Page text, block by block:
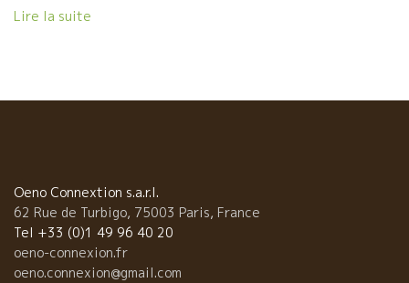
すいビュバビリテー最高のワインが多かった。 酸が残っているし
ー、カリニャンそしてアリカントなどが主力品種だった。 昨今の
軽快なワインの需要が増大！！ そして今、軽くて、グイグイ飲め
る飲みやすいワイン、つまりビュバビリテーの高いワインの需要
が増大している。 昔は肉体労働で疲れた体を癒す為にグイグイ飲
んだ。 今もそれに似ている。 ティエリーはコンピュター技師でも
あり頭脳を使う仕事をしている人だった。 でも昔の肉体労働に匹
元。。 ニームの近くのSouvignargueスヴィニャルグ村にある。
店に入るとメドックの自然派がカウンターに置いてあった。 そ
うCLOSERIES DES MOUSSIS＊クロズリー・デ・ムシだ。 たたの
0.4Hの畑は１５０歳の古木で造った正真正銘のメドック自然派ワ
イン。 私だけ、ちょと早く着いてしまったので、一人アペリテ
ィフがわりに一杯メドックを注文。久々のボルドーだ。 私は６年
Lire la suite
Oeno Connextion s.a.r.l.
62 Rue de Turbigo, 75003 Paris, France
Tel +33 (0)1 49 96 40 20
oeno-connexion.fr
oeno.connexion@gmail.com